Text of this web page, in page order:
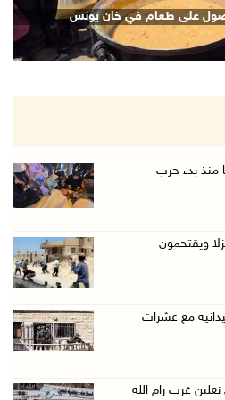
إصابات و ...
جنوب بيت لحم
منذ 3 سن ...
جنوب غرب جنين
ويقتحم بلدات شرق ...
على طعام في خان يونس
و174,242 مصابا منذ بدء حرب
ويقتحمون
مع عشرات
غرب رام الله